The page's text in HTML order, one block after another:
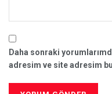
Daha sonraki
adresim ve site adresim